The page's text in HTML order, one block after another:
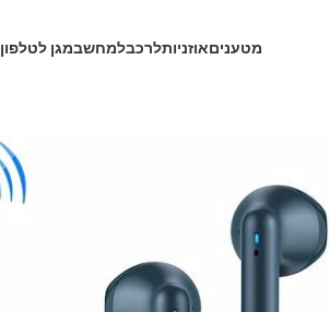
מטעניםאוזניותלרכבלמחשבמגן לטלפון